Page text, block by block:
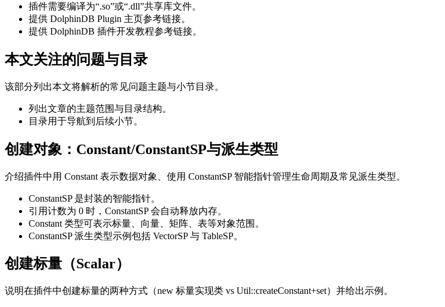
插件需要编译为“.so”或“.dll”共享库文件。
提供 DolphinDB Plugin 主页参考链接。
提供 DolphinDB 插件开发教程参考链接。
本文关注的问题与目录
该部分列出本文将解析的常见问题主题与小节目录。
列出文章的主题范围与目录结构。
目录用于导航到后续小节。
创建对象：Constant/ConstantSP与派生类型
介绍插件中用 Constant 表示数据对象、使用 ConstantSP 智能指针管理生命周期及常见派生类型。
ConstantSP 是封装的智能指针。
引用计数为 0 时，ConstantSP 会自动释放内存。
Constant 类型可表示标量、向量、矩阵、表等对象范围。
ConstantSP 派生类型示例包括 VectorSP 与 TableSP。
创建标量（Scalar）
说明在插件中创建标量的两种方式（new 标量实现类 vs Util::createConstant+set）并给出示例。